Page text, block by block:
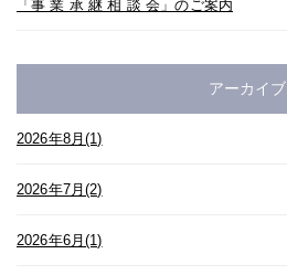
「事 業 承 継 相 談 会」のご案内
アーカイブ
2026年8月(1)
2026年7月(2)
2026年6月(1)